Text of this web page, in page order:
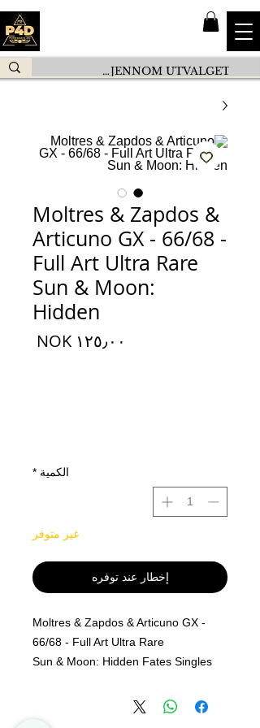
Moltres & Zapdos &
Articuno GX - 66/68 -
Full Art Ultra Rare
Sun & Moon:
Hidden
الكمية *
غير متوفر
إخطار عند توفره
Moltres & Zapdos & Articuno GX -
66/68 - Full Art Ultra Rare
Sun & Moon: Hidden Fates Singles